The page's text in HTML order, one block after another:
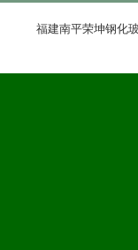
福建南平荣坤钢化